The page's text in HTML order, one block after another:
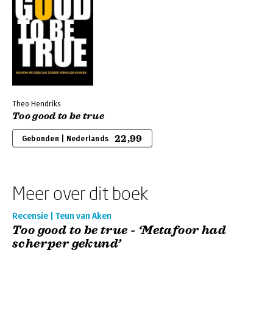
Theo Hendriks
Too good to be true
Gebonden | Nederlands 22,99
Meer over dit boek
Recensie | Teun van Aken
Too good to be true - ‘Metafoor had
scherper gekund’